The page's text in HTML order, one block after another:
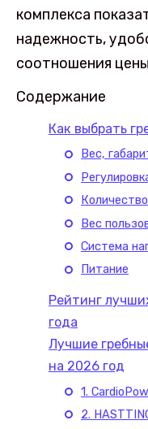
комплекса
надежность,
соотношения
Содержание
Как выбрать
Вес,
Вес
Система
Питание
Рейтинг
года
Лучшие
на 2026 год
1.
2.